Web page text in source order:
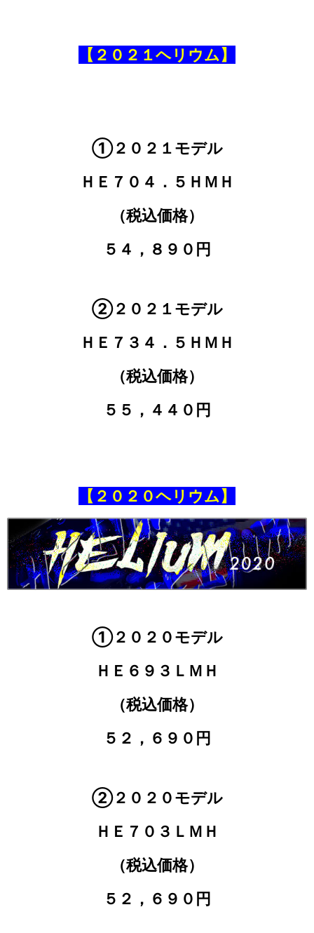
【２０２１ヘリウム】
①２０２１モデル
ＨＥ７０４．５ＨＭＨ
（税込価格）
５４，８９０円
②２０２１モデル
ＨＥ７３４．５ＨＭＨ
（税込価格）
５５，４４０円
【２０２０ヘリウム】
①２０２０モデル
ＨＥ６９３ＬＭＨ
（税込価格）
５２，６９０円
②２０２０モデル
ＨＥ７０３ＬＭＨ
（税込価格）
５２，６９０円